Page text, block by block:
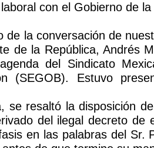
con el Gobierno de
de la conversación de
de la República, Andrés
del Sindicato
(SEGOB). Estuvo
se resaltó la disposición
del ilegal decreto
en las palabras del Sr.